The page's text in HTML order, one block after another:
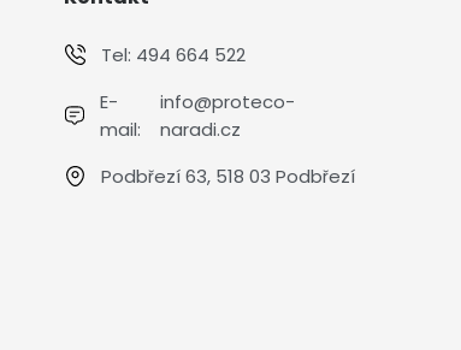
Tel: 494 664 522
E-
mail:
info@proteco-
naradi.cz
Podbřezí 63, 518 03 Podbřezí